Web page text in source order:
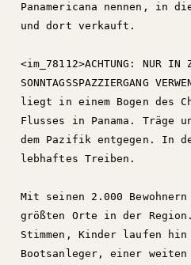
Panamericana nennen, in
und dort verkauft.
<im_78112>ACHTUNG: NUR IN
SONNTAGSSPAZZIERGANG
liegt in einem Bogen des
Flusses in Panama. Träge
dem Pazifik entgegen. In
lebhaftes Treiben.
Mit seinen 2.000
größten Orte in der
Stimmen, Kinder laufen hin
Bootsanleger, einer weiten